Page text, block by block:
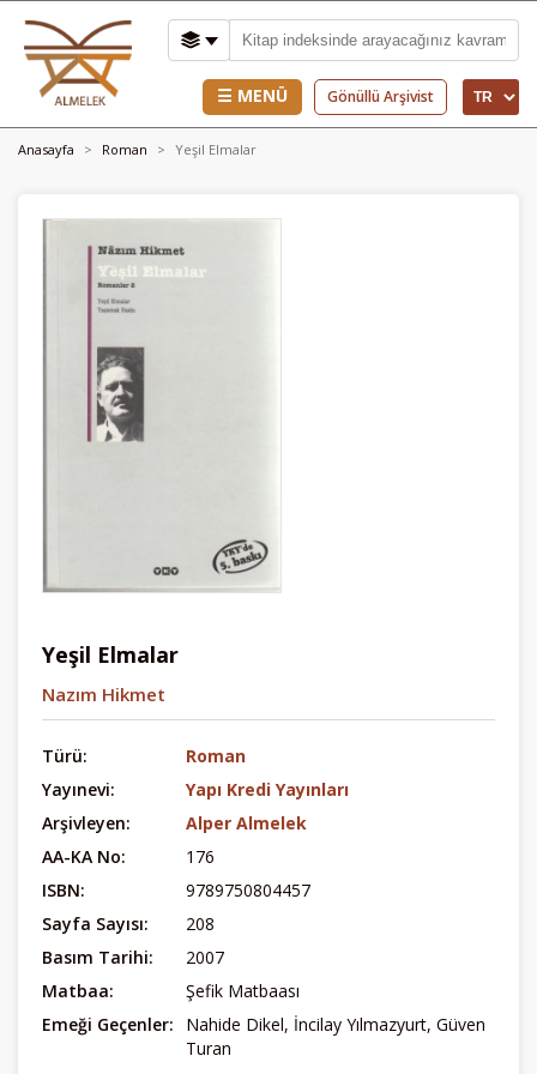
☰ MENÜ Gönüllü Arşivist
Anasayfa Roman Yeşil Elmalar
Yeşil Elmalar
Nazım Hikmet
Türü:
Roman
Yayınevi:
Yapı Kredi Yayınları
Arşivleyen:
Alper Almelek
AA-KA No:
176
ISBN:
9789750804457
Sayfa Sayısı:
208
Basım Tarihi:
2007
Matbaa:
Şefik Matbaası
Emeği Geçenler:
Nahide Dikel, İncilay Yılmazyurt, Güven
Turan